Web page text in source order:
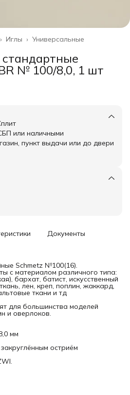
Универсальные
Иглы ›
›
№ 100/8,0, 1 шт
или наличными
пункт выдачи или до двери
Документы
Schmetz №100(16).
с материалом различного типа:
бархат, батист, искусственный
лен, креп, поплин, жаккард,
ткани и тд
для большинства моделей
и оверлоков.
мм
остриём